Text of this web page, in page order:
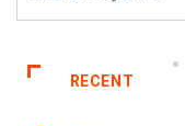
RECENT